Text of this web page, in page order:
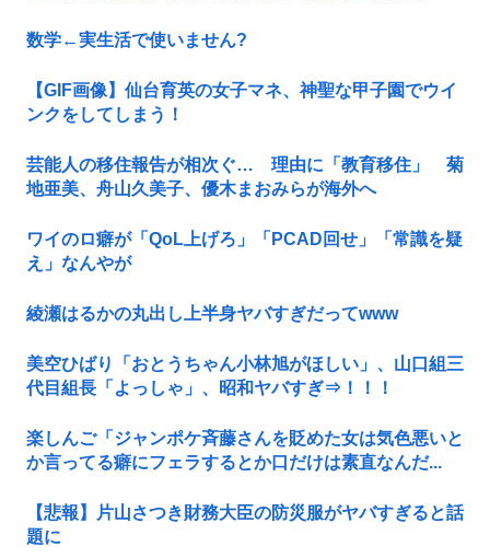
数学←実生活で使いません?
【GIF画像】仙台育英の女子マネ、神聖な甲子園でウイ
ンクをしてしまう！
芸能人の移住報告が相次ぐ… 理由に「教育移住」 菊
地亜美、舟山久美子、優木まおみらが海外へ
ワイのロ癖が「QoL上げろ」「PCAD回せ」「常識を疑
え」なんやが
綾瀬はるかの丸出し上半身ヤバすぎだってwww
美空ひばり「おとうちゃん小林旭がほしい」、山口組三
代目組長「よっしゃ」、昭和ヤバすぎ⇒！！！
楽しんご「ジャンポケ斉藤さんを貶めた女は気色悪いと
か言ってる癖にフェラするとか口だけは素直なんだ...
【悲報】片山さつき財務大臣の防災服がヤバすぎると話
題に